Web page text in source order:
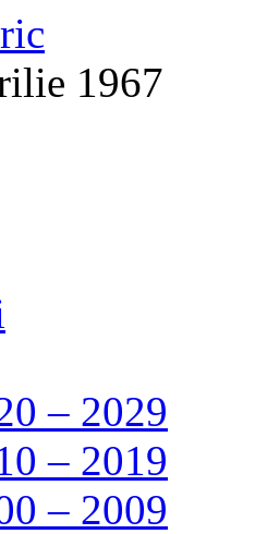
1967
– 2029
– 2019
– 2009